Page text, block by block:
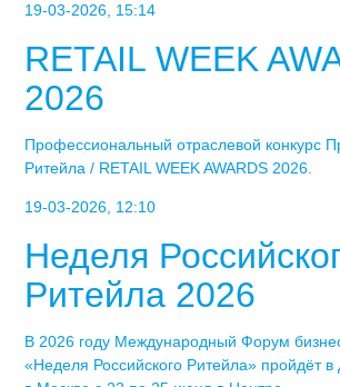
19-03-2026, 15:14
RETAIL WEEK
2026
Профессиональный отраслевой конкурс
Ритейла / RETAIL WEEK AWARDS 2026.
19-03-2026, 12:10
Неделя
Ритейла 2026
В 2026 году Международный Форум
«Неделя Российского Ритейла» пройдёт